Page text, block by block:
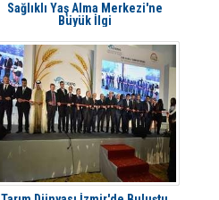
Sağlıklı Yaş Alma Merkezi'ne
Büyük İlgi